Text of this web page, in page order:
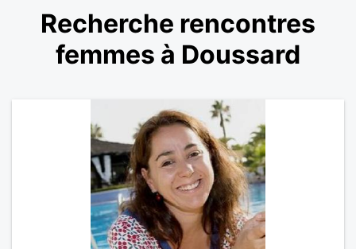
Recherche rencontres
femmes à Doussard